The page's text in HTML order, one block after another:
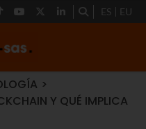
ES EU
Y QUÉ IMPLICA